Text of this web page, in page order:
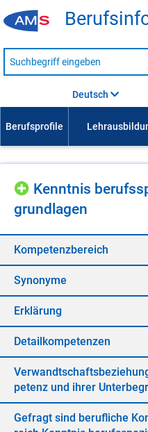
Suche
nach
Deutsch
Kennt­nis
grund­la­gen
Kom­pe­tenz­be­reich
Syn­ony­me
Er­klä­rung
De­tail­kom­pe­ten­zen
pe­tenz und ih­rer
Ge­fragt sind be­ruf­li­che